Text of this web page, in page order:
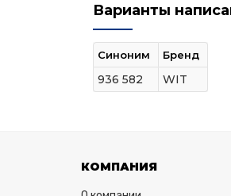
Варианты
Синоним Бренд
936 582 WIT
КОМПАНИЯ